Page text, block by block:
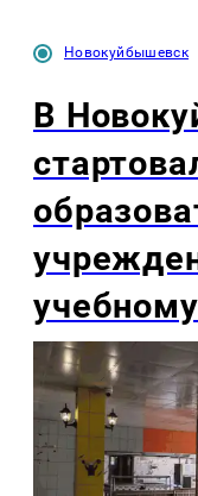
Новокуйбышевск
В